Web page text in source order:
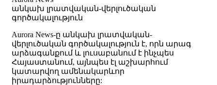
անկախ լրատվական-վերլուծական
գործակալություն
Аurora News-ը անկախ լրատվական-
վերլուծական գործակալություն է, որն արագ
արձագանքում և լուսաբանում է ինչպես
Հայաստանում, այնպես էլ աշխարհում
կատարվող ամենակարևոր
իրադարձությունները: